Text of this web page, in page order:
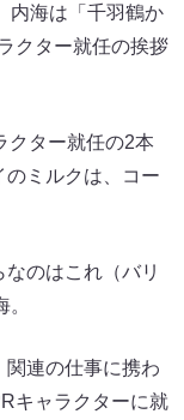
内海は「千羽鶴か
クター就任の挨拶
クター就任の2本
のミルクは、コー
のはこれ（バリ
連の仕事に携わ
キャラクターに就